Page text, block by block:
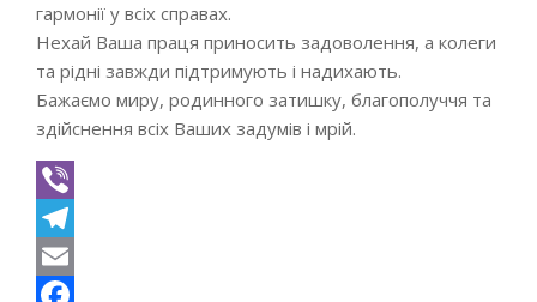
гармонії у всіх справах.
Нехай Ваша праця приносить задоволення, а колеги
та рідні завжди підтримують і надихають.
Бажаємо миру, родинного затишку, благополуччя та
здійснення всіх Ваших задумів і мрій.
Viber
Telegram
Email